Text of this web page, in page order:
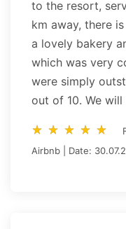
to the resort,
km away, there
a lovely bakery
which was very
were simply
out of 10. We
star_rate star_rate star_rate star_rate star_rate
star_rate star_rate star_rate star_rate star_rate
Airbnb | Date: